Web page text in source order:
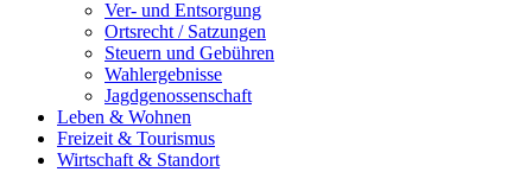
Ver- und Entsorgung
Ortsrecht / Satzungen
Steuern und Gebühren
Wahlergebnisse
Jagdgenossenschaft
Leben & Wohnen
Freizeit & Tourismus
Wirtschaft & Standort